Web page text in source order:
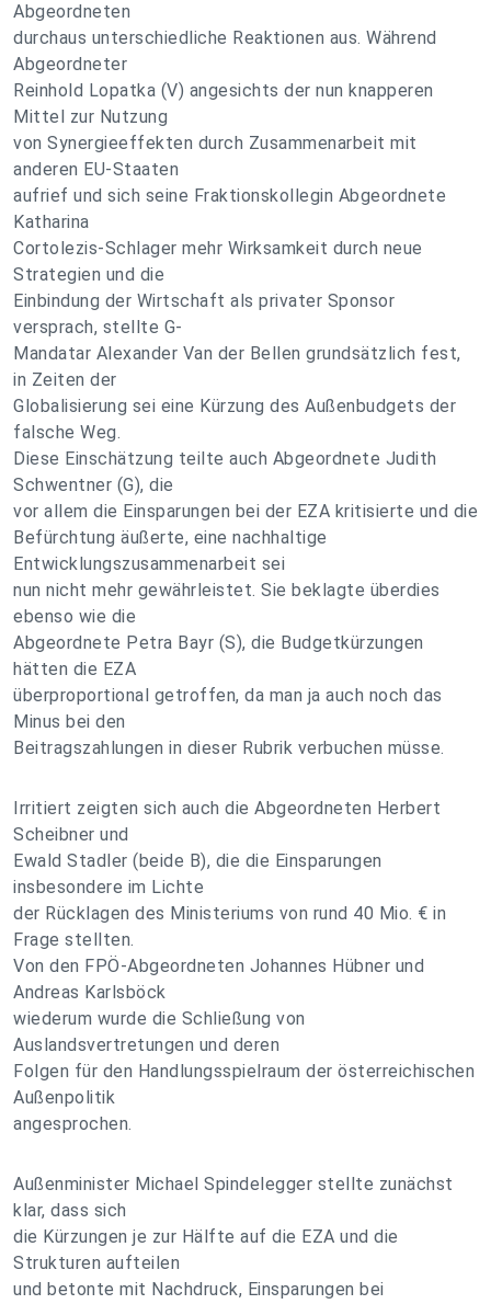
Abgeordneten
durchaus unterschiedliche Reaktionen aus. Während
Abgeordneter
Reinhold Lopatka (V) angesichts der nun knapperen
Mittel zur Nutzung
von Synergieeffekten durch Zusammenarbeit mit
anderen EU-Staaten
aufrief und sich seine Fraktionskollegin Abgeordnete
Katharina
Cortolezis-Schlager mehr Wirksamkeit durch neue
Strategien und die
Einbindung der Wirtschaft als privater Sponsor
versprach, stellte G-
Mandatar Alexander Van der Bellen grundsätzlich fest,
in Zeiten der
Globalisierung sei eine Kürzung des Außenbudgets der
falsche Weg.
Diese Einschätzung teilte auch Abgeordnete Judith
Schwentner (G), die
vor allem die Einsparungen bei der EZA kritisierte und die
Befürchtung äußerte, eine nachhaltige
Entwicklungszusammenarbeit sei
nun nicht mehr gewährleistet. Sie beklagte überdies
ebenso wie die
Abgeordnete Petra Bayr (S), die Budgetkürzungen
hätten die EZA
überproportional getroffen, da man ja auch noch das
Minus bei den
Beitragszahlungen in dieser Rubrik verbuchen müsse.
Irritiert zeigten sich auch die Abgeordneten Herbert
Scheibner und
Ewald Stadler (beide B), die die Einsparungen
insbesondere im Lichte
der Rücklagen des Ministeriums von rund 40 Mio. € in
Frage stellten.
Von den FPÖ-Abgeordneten Johannes Hübner und
Andreas Karlsböck
wiederum wurde die Schließung von
Auslandsvertretungen und deren
Folgen für den Handlungsspielraum der österreichischen
Außenpolitik
angesprochen.
Außenminister Michael Spindelegger stellte zunächst
klar, dass sich
die Kürzungen je zur Hälfte auf die EZA und die
Strukturen aufteilen
und betonte mit Nachdruck, Einsparungen bei